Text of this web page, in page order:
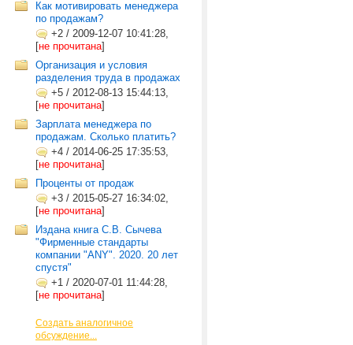
Как мотивировать менеджера
по продажам?
+2 / 2009-12-07 10:41:28,
[не прочитана]
Организация и условия
разделения труда в продажах
+5 / 2012-08-13 15:44:13,
[не прочитана]
Зарплата менеджера по
продажам. Сколько платить?
+4 / 2014-06-25 17:35:53,
[не прочитана]
Проценты от продаж
+3 / 2015-05-27 16:34:02,
[не прочитана]
Издана книга С.В. Сычева
"Фирменные стандарты
компании "ANY". 2020. 20 лет
спустя"
+1 / 2020-07-01 11:44:28,
[не прочитана]
Создать аналогичное
обсуждение...